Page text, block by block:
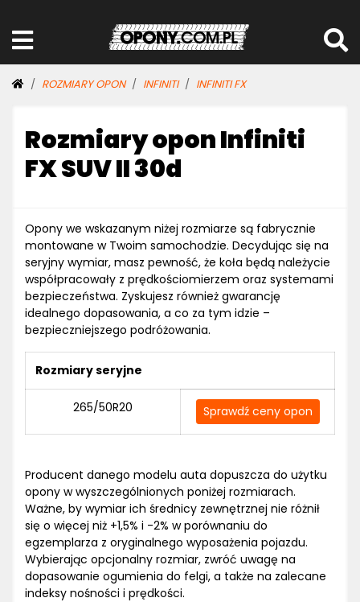
ROZMIARY OPON INFINITI INFINITI FX
Rozmiary opon Infiniti
FX SUV II 30d
Opony we wskazanym niżej rozmiarze są fabrycznie
montowane w Twoim samochodzie. Decydując się na
seryjny wymiar, masz pewność, że koła będą należycie
współpracowały z prędkościomierzem oraz systemami
bezpieczeństwa. Zyskujesz również gwarancję
idealnego dopasowania, a co za tym idzie –
bezpieczniejszego podróżowania.
Rozmiary seryjne
265/50R20 Sprawdź ceny opon
Producent danego modelu auta dopuszcza do użytku
opony w wyszczególnionych poniżej rozmiarach.
Ważne, by wymiar ich średnicy zewnętrznej nie różnił
się o więcej niż +1,5% i -2% w porównaniu do
egzemplarza z oryginalnego wyposażenia pojazdu.
Wybierając opcjonalny rozmiar, zwróć uwagę na
dopasowanie ogumienia do felgi, a także na zalecane
indeksy nośności i prędkości.